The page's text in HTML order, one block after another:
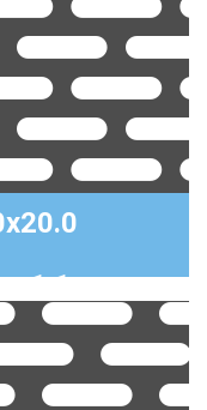
1:1